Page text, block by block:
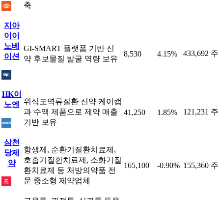
축
지아
이이
노베
이션
GI-SMART 플랫폼 기반 신
약 후보물질 발굴 역량 보유
8,530 4.15% 433,692 주
HK이
노엔
위식도역류질환 신약 케이캡
과 수액 제품으로 제약 매출
기반 보유
41,250 1.85% 121,231 주
삼천
당제
약
항생제, 순환기질환치료제,
호흡기질환치료제, 소화기질
환치료제 등 처방의약품 전
문 중소형 제약업체
165,100 -0.90% 155,360 주